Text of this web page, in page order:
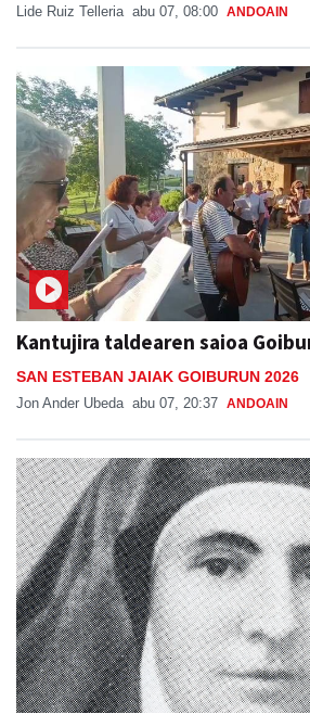
Lide Ruiz Telleria abu 07, 08:00 ANDOAIN
Kantujira taldearen saioa
SAN ESTEBAN JAIAK GOIBURUN 2026
Jon Ander Ubeda abu 07, 20:37 ANDOAIN